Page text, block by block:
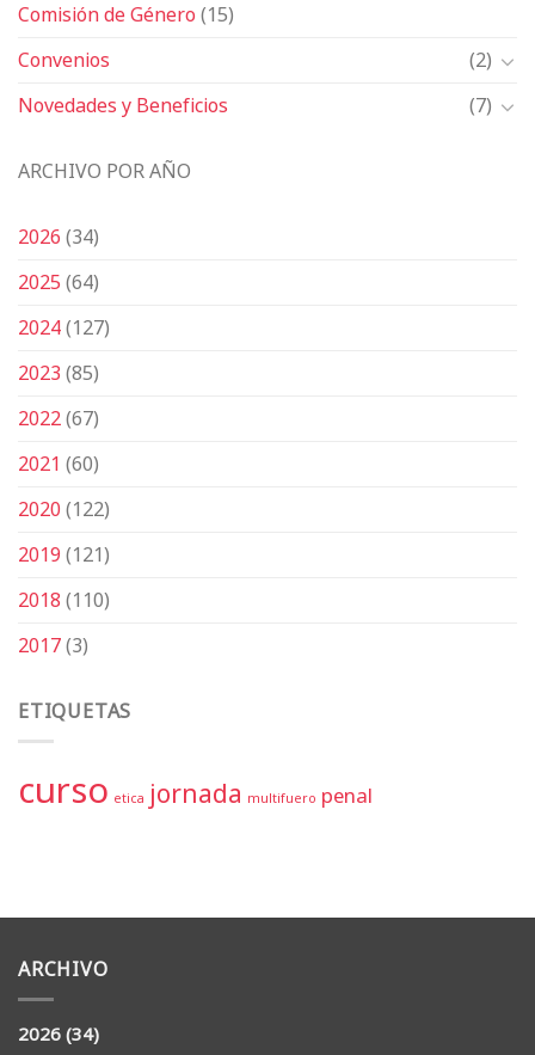
Comisión de Género(15)
Convenios
(2)
Novedades y Beneficios
(7)
ARCHIVO POR AÑO
2026(34)
2025(64)
2024(127)
2023(85)
2022(67)
2021 (60)
2020(122)
2019(121)
2018(110)
2017(3)
ETIQUETAS
curso etica jornada multifuero penal
ARCHIVO
2026(34)